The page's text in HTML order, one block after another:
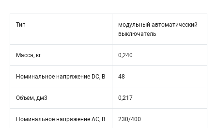
Тип
модульный автоматический
выключатель
Масса, кг 0,240
Номинальное напряжение DC, В 48
Объем, дм3 0,217
Номинальное напряжение АС, В 230/400